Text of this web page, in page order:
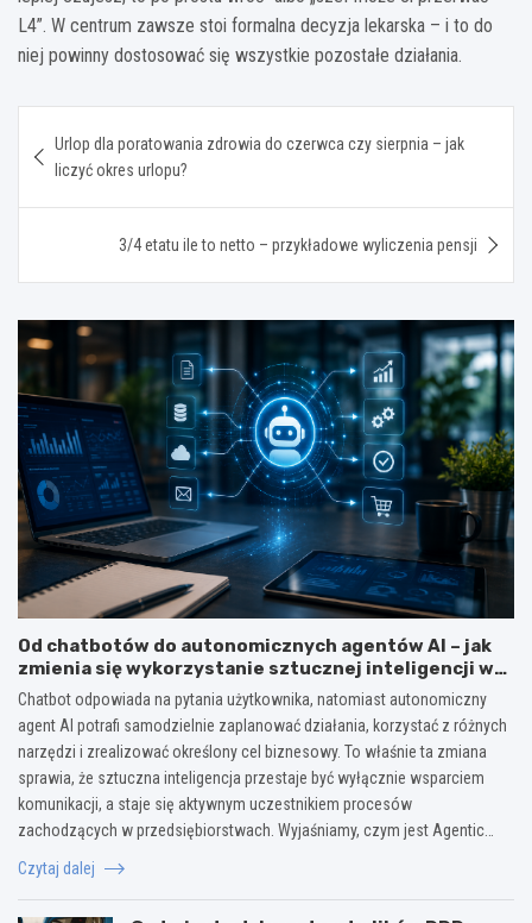
L4”. W centrum zawsze stoi formalna decyzja lekarska – i to do
niej powinny dostosować się wszystkie pozostałe działania.
wpisu
Urlop dla poratowania zdrowia do czerwca czy sierpnia – jak
liczyć okres urlopu?
3/4 etatu ile to netto – przykładowe wyliczenia pensji
Od chatbotów do autonomicznych agentów AI – jak
zmienia się wykorzystanie sztucznej inteligencji w
biznesie?
Chatbot odpowiada na pytania użytkownika, natomiast autonomiczny
agent AI potrafi samodzielnie zaplanować działania, korzystać z różnych
narzędzi i zrealizować określony cel biznesowy. To właśnie ta zmiana
sprawia, że sztuczna inteligencja przestaje być wyłącznie wsparciem
komunikacji, a staje się aktywnym uczestnikiem procesów
zachodzących w przedsiębiorstwach. Wyjaśniamy, czym jest Agentic…
Czytaj dalej